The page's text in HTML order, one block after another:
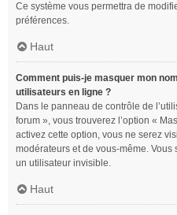
Ce système vous permettra de
préférences.
Haut
Comment puis-je masquer mon
utilisateurs en ligne ?
Dans le panneau de contrôle de
forum », vous trouverez l’option «
activez cette option, vous ne serez
modérateurs et de vous-même.
un utilisateur invisible.
Haut